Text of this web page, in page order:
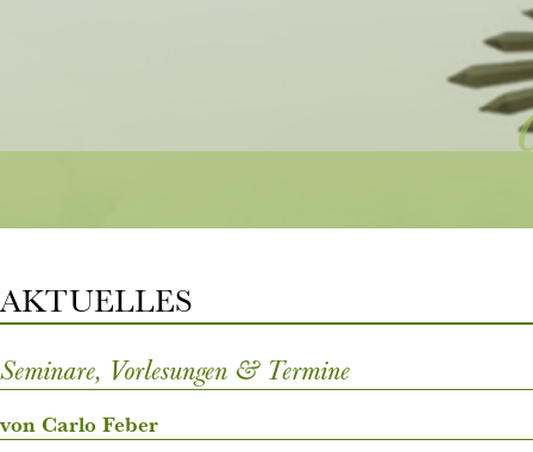
AKTUELLES
Seminare, Vorlesungen & Termine
von Carlo Feber